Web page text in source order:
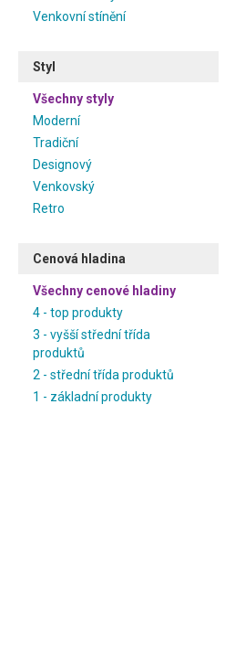
Venkovní stínění
Styl
Všechny styly
Moderní
Tradiční
Designový
Venkovský
Retro
Cenová hladina
Všechny cenové hladiny
4 - top produkty
3 - vyšší střední třída
produktů
2 - střední třída produktů
1 - základní produkty